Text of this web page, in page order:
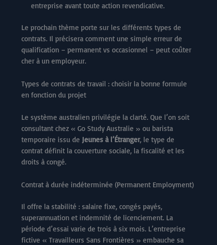
entreprise avant toute action revendicative.
Le prochain thème porte sur les différents types de
contrats. Il précisera comment une simple erreur de
qualification – permanent vs occasionnel – peut coûter
cher à un employeur.
Types de contrats de travail : choisir la bonne formule
en fonction du projet
Le système australien privilégie la clarté. Que l’on soit
consultant chez « Go Study Australie » ou barista
temporaire issu de Jeunes à l’Étranger, le type de
contrat définit la couverture sociale, la fiscalité et les
droits à congé.
Contrat à durée indéterminée (Permanent Employment)
Il offre la stabilité : salaire fixe, congés payés,
superannuation et indemnité de licenciement. La
période d’essai varie de trois à six mois. L’entreprise
fictive « Travailleurs Sans Frontières » embauche sa